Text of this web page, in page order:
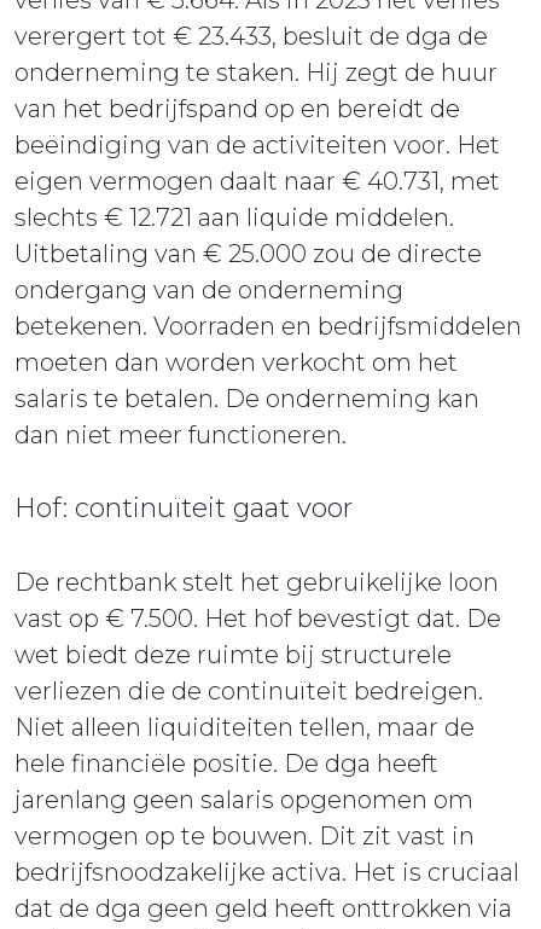
verergert tot € 23.433, besluit de dga de
onderneming te staken. Hij zegt de huur
van het bedrijfspand op en bereidt de
beëindiging van de activiteiten voor. Het
eigen vermogen daalt naar € 40.731, met
slechts € 12.721 aan liquide middelen.
Uitbetaling van € 25.000 zou de directe
ondergang van de onderneming
betekenen. Voorraden en bedrijfsmiddelen
moeten dan worden verkocht om het
salaris te betalen. De onderneming kan
dan niet meer functioneren.
Hof: continuïteit gaat voor
De rechtbank stelt het gebruikelijke loon
vast op € 7.500. Het hof bevestigt dat. De
wet biedt deze ruimte bij structurele
verliezen die de continuïteit bedreigen.
Niet alleen liquiditeiten tellen, maar de
hele financiële positie. De dga heeft
jarenlang geen salaris opgenomen om
vermogen op te bouwen. Dit zit vast in
bedrijfsnoodzakelijke activa. Het is cruciaal
dat de dga geen geld heeft onttrokken via